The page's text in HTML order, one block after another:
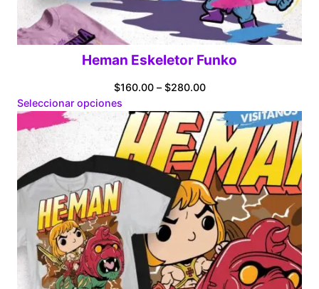
Heman Eskeletor Funko
$160.00 – $280.00Price
$160.00
through
$280.00
Seleccionar opciones